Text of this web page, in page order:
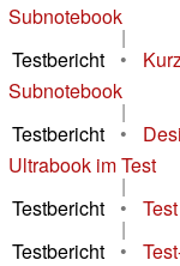
Subnotebook
|
Testbericht
•
Subnotebook
|
Testbericht
•
Ultrabook im Test
|
Testbericht
•
|
Testbericht
•